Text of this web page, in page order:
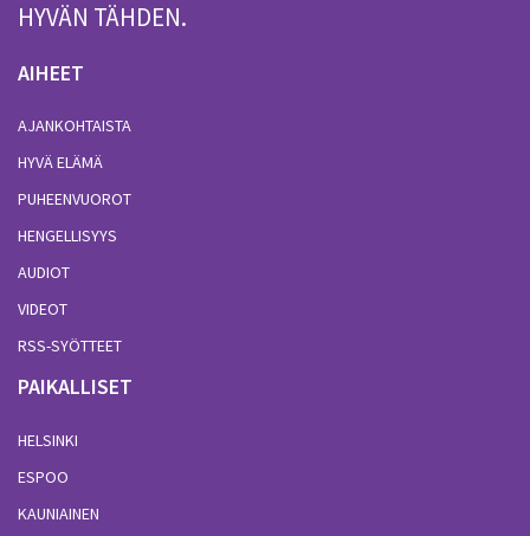
HYVÄN TÄHDEN.
AIHEET
AJANKOHTAISTA
HYVÄ ELÄMÄ
PUHEENVUOROT
HENGELLISYYS
AUDIOT
VIDEOT
RSS-SYÖTTEET
PAIKALLISET
HELSINKI
ESPOO
KAUNIAINEN